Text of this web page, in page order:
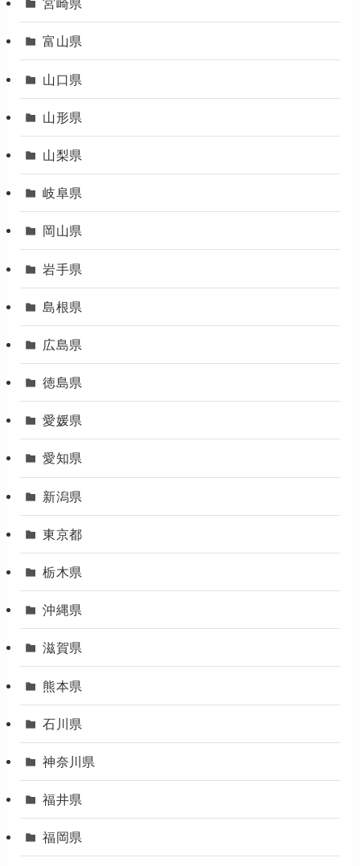
宮崎県
富山県
山口県
山形県
山梨県
岐阜県
岡山県
岩手県
島根県
広島県
徳島県
愛媛県
愛知県
新潟県
東京都
栃木県
沖縄県
滋賀県
熊本県
石川県
神奈川県
福井県
福岡県